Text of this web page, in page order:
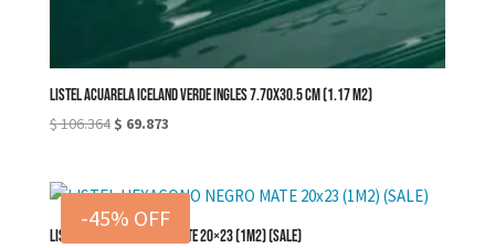
LISTEL ACUARELA ICELAND VERDE INGLES 7.70X30.5 cm (1.17 M2)
$106.364 El
era:
$ 106.364.
$ 69.873El
es:
$ 69.873.
-45% OFF
LISTEL HEXAGONO NEGRO MATE 20×23 (1M2) (SALE)